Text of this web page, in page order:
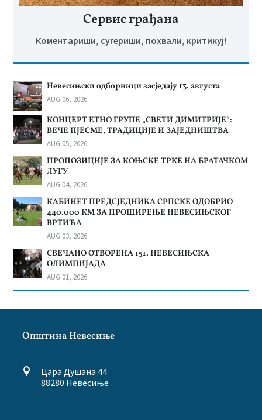
Сервис грађана
Коментариши, сугериши, похвали, критикуј!
Невесињски одборници засједају 13. августа
AUG 06, 2026
КОНЦЕРТ ЕТНО ГРУПЕ „СВЕТИ ДИМИТРИЈЕ“:
ВЕЧЕ ПЈЕСМЕ, ТРАДИЦИЈЕ И ЗАЈЕДНИШТВА
AUG 05, 2026
ПРОПОЗИЦИЈЕ ЗА КОЊСКЕ ТРКЕ НА БРАТАЧКОМ
ЛУГУ
AUG 04, 2026
КАБИНЕТ ПРЕДСЈЕДНИКА СРПСКЕ ОДОБРИО
440.000 КМ ЗА ПРОШИРЕЊЕ НЕВЕСИЊСКОГ
ВРТИЋА
AUG 03, 2026
СВЕЧАНО ОТВОРЕНА 151. НЕВЕСИЊСКА
ОЛИМПИЈАДА
AUG 01, 2026
Општина Невесиње

Цара Душана 44
88280 Невесиње